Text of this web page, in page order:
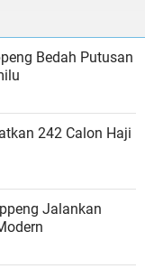
Bedah Putusan
242 Calon Haji
Jalankan